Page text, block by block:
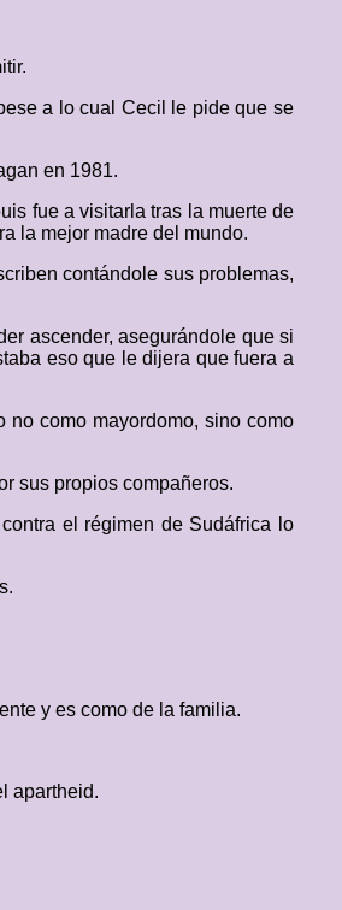
a lo cual Cecil le pide que se
en 1981.
fue a visitarla tras la muerte de
la mejor madre del mundo.
contándole sus problemas,
ascender, asegurándole que si
eso que le dijera que fuera a
como mayordomo, sino como
sus propios compañeros.
el régimen de Sudáfrica lo
y es como de la familia.
apartheid.